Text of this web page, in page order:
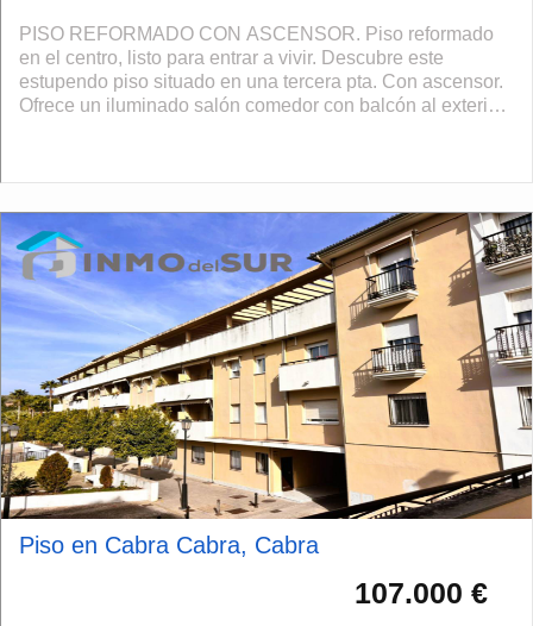
PISO REFORMADO CON ASCENSOR. Piso reformado
en el centro, listo para entrar a vivir. Descubre este
estupendo piso situado en una tercera pta. Con ascensor.
Ofrece un iluminado salón comedor con balcón al exterior,
Piso en Cabra Cabra, Cabra
107.000 €